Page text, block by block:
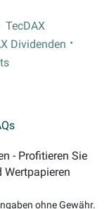
TecDAX
Dividenden
- Profitieren Sie
Wertpapieren
ohne Gewähr.